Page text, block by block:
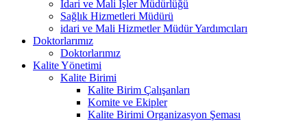
İdari ve Mali İşler Müdürlüğü
Sağlık Hizmetleri Müdürü
idari ve Mali Hizmetler Müdür Yardımcıları
Doktorlarımız
Doktorlarımız
Kalite Yönetimi
Kalite Birimi
Kalite Birim Çalışanları
Komite ve Ekipler
Kalite Birimi Organizasyon Şeması